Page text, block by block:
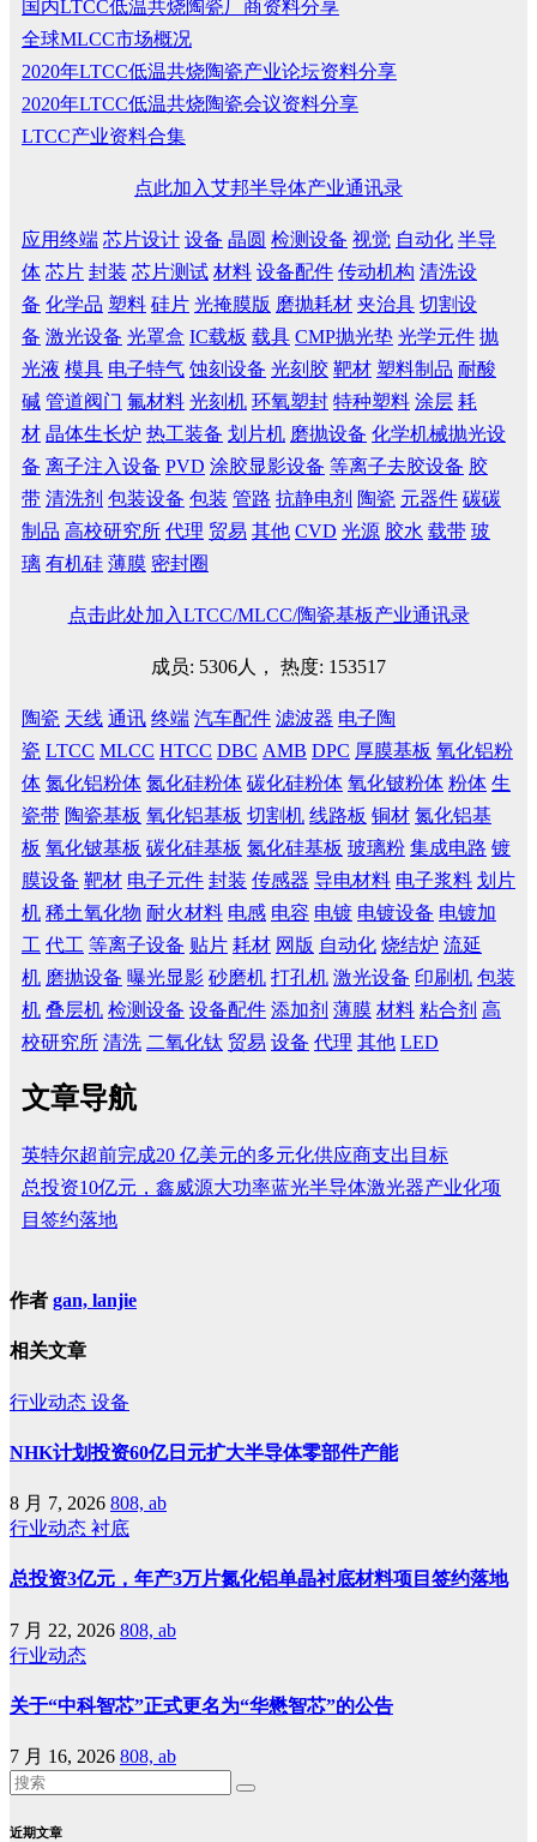
国内LTCC低温共烧陶瓷厂商资料分享
全球MLCC市场概况
2020年LTCC低温共烧陶瓷产业论坛资料分享
2020年LTCC低温共烧陶瓷会议资料分享
LTCC产业资料合集
点此加入艾邦半导体产业通讯录
应用终端 芯片设计 设备 晶圆 检测设备 视觉 自动化 半导
体 芯片 封装 芯片测试 材料 设备配件 传动机构 清洗设
备 化学品 塑料 硅片 光掩膜版 磨抛耗材 夹治具 切割设
备 激光设备 光罩盒 IC载板 载具 CMP抛光垫 光学元件 抛
光液 模具 电子特气 蚀刻设备 光刻胶 靶材 塑料制品 耐酸
碱 管道阀门 氟材料 光刻机 环氧塑封 特种塑料 涂层 耗
材 晶体生长炉 热工装备 划片机 磨抛设备 化学机械抛光设
备 离子注入设备 PVD 涂胶显影设备 等离子去胶设备 胶
带 清洗剂 包装设备 包装 管路 抗静电剂 陶瓷 元器件 碳碳
制品 高校研究所 代理 贸易 其他 CVD 光源 胶水 载带 玻
璃 有机硅 薄膜 密封圈
点击此处加入LTCC/MLCC/陶瓷基板产业通讯录
成员: 5306人， 热度: 153517
陶瓷 天线 通讯 终端 汽车配件 滤波器 电子陶
瓷 LTCC MLCC HTCC DBC AMB DPC 厚膜基板 氧化铝粉
体 氮化铝粉体 氮化硅粉体 碳化硅粉体 氧化铍粉体 粉体 生
瓷带 陶瓷基板 氧化铝基板 切割机 线路板 铜材 氮化铝基
板 氧化铍基板 碳化硅基板 氮化硅基板 玻璃粉 集成电路 镀
膜设备 靶材 电子元件 封装 传感器 导电材料 电子浆料 划片
机 稀土氧化物 耐火材料 电感 电容 电镀 电镀设备 电镀加
工 代工 等离子设备 贴片 耗材 网版 自动化 烧结炉 流延
机 磨抛设备 曝光显影 砂磨机 打孔机 激光设备 印刷机 包装
机 叠层机 检测设备 设备配件 添加剂 薄膜 材料 粘合剂 高
校研究所 清洗 二氧化钛 贸易 设备 代理 其他 LED
文章导航
英特尔超前完成20 亿美元的多元化供应商支出目标
总投资10亿元，鑫威源大功率蓝光半导体激光器产业化项
目签约落地
作者 gan, lanjie
相关文章
行业动态 设备
NHK计划投资60亿日元扩大半导体零部件产能
8 月 7, 2026 808, ab
行业动态 衬底
总投资3亿元，年产3万片氮化铝单晶衬底材料项目签约落地
7 月 22, 2026 808, ab
行业动态
关于“中科智芯”正式更名为“华懋智芯”的公告
7 月 16, 2026 808, ab
近期文章